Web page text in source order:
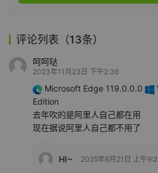
评论列表（13条）
呵呵哒
2023年11月23日 下午2:36
Microsoft Edge 119.0.0.0
Edition
去年吹的是阿里人自己都在用
现在据说阿里人自己都不用了
HI~ 2025年6月21日 上午